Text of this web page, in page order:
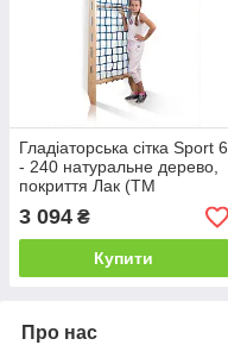
Гладіаторська сітка Sport 6
- 240 натуральне дерево,
покриття Лак (ТМ
SportBaby)
3 094 ₴
Купити
Про нас